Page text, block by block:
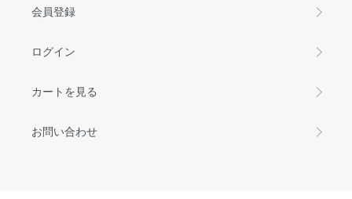
会員登録
ログイン
カートを見る
お問い合わせ